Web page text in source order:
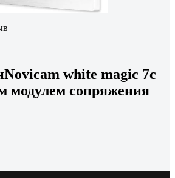
white magic 7c
модулем сопряжения